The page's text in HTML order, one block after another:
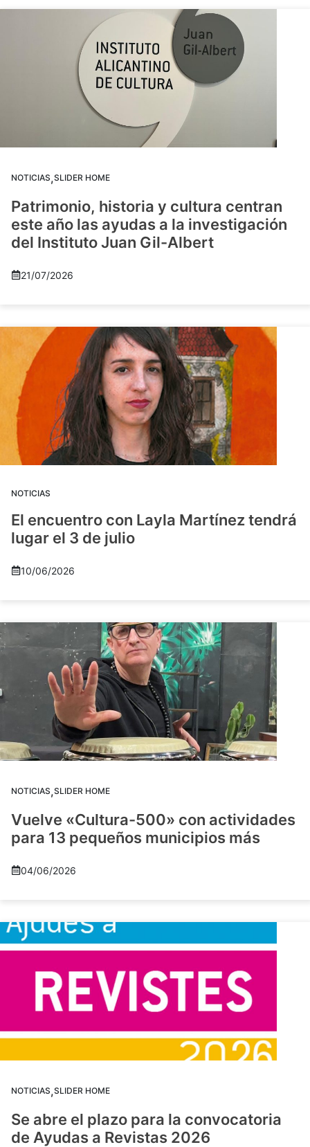
NOTICIAS,SLIDER HOME
Patrimonio, historia y cultura centran
este año las ayudas a la investigación
del Instituto Juan Gil-Albert
21/07/2026
NOTICIAS
El encuentro con Layla Martínez tendrá
lugar el 3 de julio
10/06/2026
NOTICIAS,SLIDER HOME
Vuelve «Cultura-500» con actividades
para 13 pequeños municipios más
04/06/2026
NOTICIAS,SLIDER HOME
Se abre el plazo para la convocatoria
de Ayudas a Revistas 2026